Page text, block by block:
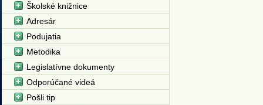
Školské knižnice
Adresár
Podujatia
Metodika
Legislatívne dokumenty
Odporúčané videá
Pošli tip